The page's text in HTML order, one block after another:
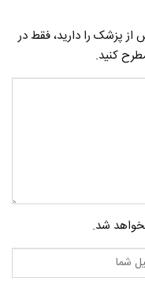
از پزشک را دارید، فقط در
کنید.
شد.